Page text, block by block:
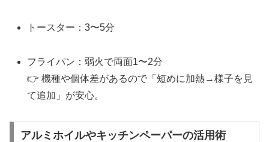
トースター：3〜5分
フライパン：弱火で両面1〜2分
👉 機種や個体差があるので「短めに加熱→様子を見
て追加」が安心。
アルミホイルやキッチンペーパーの活用術